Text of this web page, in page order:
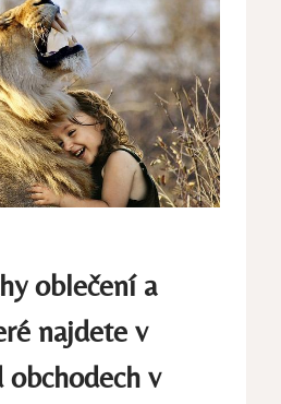
oblečení a
najdete v
obchodech v